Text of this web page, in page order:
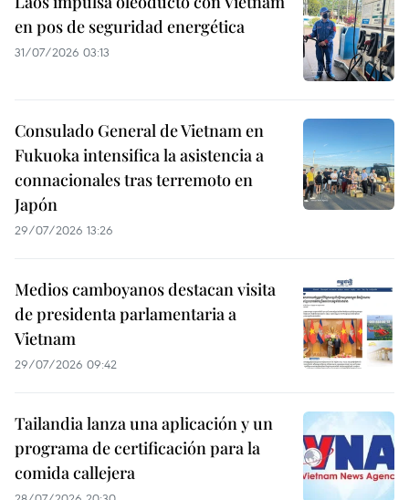
en pos de seguridad energética
31/07/2026 03:13
Consulado General de Vietnam en
Fukuoka intensifica la asistencia a
connacionales tras terremoto en
Japón
29/07/2026 13:26
Medios camboyanos destacan visita
de presidenta parlamentaria a
Vietnam
29/07/2026 09:42
Tailandia lanza una aplicación y un
programa de certificación para la
comida callejera